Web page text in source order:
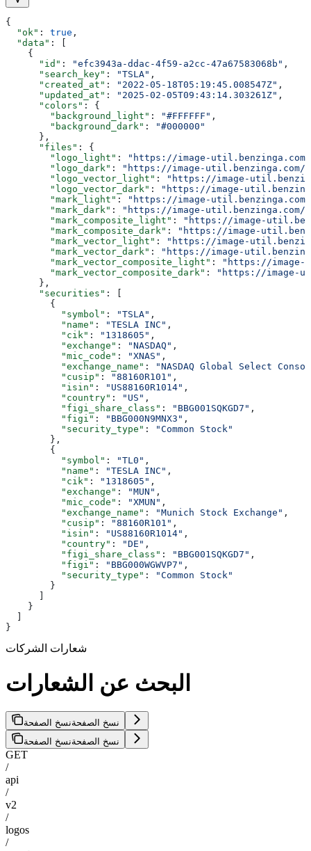
{
  "ok"
: true ,
  "data"
: [
    {
      "id"
: "efc3943a-ddac-4f59-a2cc-47a67583068b" ,
      "search_key"
: "TSLA" ,
      "created_at"
: "2022-05-18T05:19:45.008547Z" ,
      "updated_at"
: "2025-02-05T09:43:14.303261Z" ,
      "colors"
: {
        "background_light"
: "#FFFFFF" ,
        "background_dark"
:
"#000000"
      },
      "files"
: {
        "logo_light"
:
"https://image-
        "logo_dark"
:
"https://image-util.benzinga.com/
        "logo_vector_light"
:
"https://image-
        "logo_vector_dark"
:
"https://image-
        "mark_light"
:
"https://image-
        "mark_dark"
:
"https://image-util.benzinga.com/
        "mark_composite_light"
:
"https://image-
        "mark_composite_dark"
:
"https://image-
        "mark_vector_light"
:
"https://image-
        "mark_vector_dark"
:
"https://image-
        "mark_vector_composite_light"
:
"https://image-
        "mark_vector_composite_dark"
:
"https://image-
      },
      "securities"
: [
        {
          "symbol"
: "TSLA" ,
          "name"
: "TESLA INC" ,
          "cik"
: "1318605" ,
          "exchange"
: "NASDAQ" ,
          "mic_code"
: "XNAS" ,
          "exchange_name"
:
"NASDAQ Global Select
          "cusip"
: "88160R101" ,
          "isin"
: "US88160R1014" ,
          "country"
: "US" ,
          "figi_share_class"
: "BBG001SQKGD7" ,
          "figi"
: "BBG000N9MNX3" ,
          "security_type"
:
"Common Stock"
        },
        {
          "symbol"
: "TL0" ,
          "name"
: "TESLA INC" ,
          "cik"
: "1318605" ,
          "exchange"
: "MUN" ,
          "mic_code"
: "XMUN" ,
          "exchange_name"
: "Munich Stock Exchange" ,
          "cusip"
: "88160R101" ,
          "isin"
: "US88160R1014" ,
          "country"
: "DE" ,
          "figi_share_class"
: "BBG001SQKGD7" ,
          "figi"
: "BBG000WGWVP7" ,
          "security_type"
:
"Common Stock"
        }
    }
}
شعارات الشركات
البحث عن الشعارات
نسخ الصفحةنسخ الصفحة
نسخ الصفحةنسخ الصفحة
GET
/
api
/
v2
/
logos
/